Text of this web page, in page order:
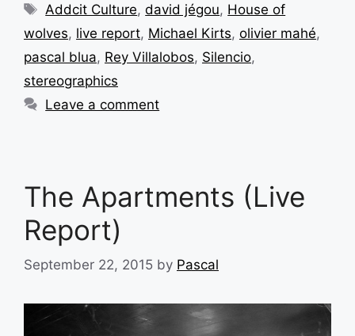
Addcit Culture,david jégou, House of
wolves, live report, Michael Kirts, olivier mahé,
pascal blua, Rey Villalobos, Silencio,
stereographics
Leave a comment
The Apartments (Live
Report)
September 22, 2015 by Pascal